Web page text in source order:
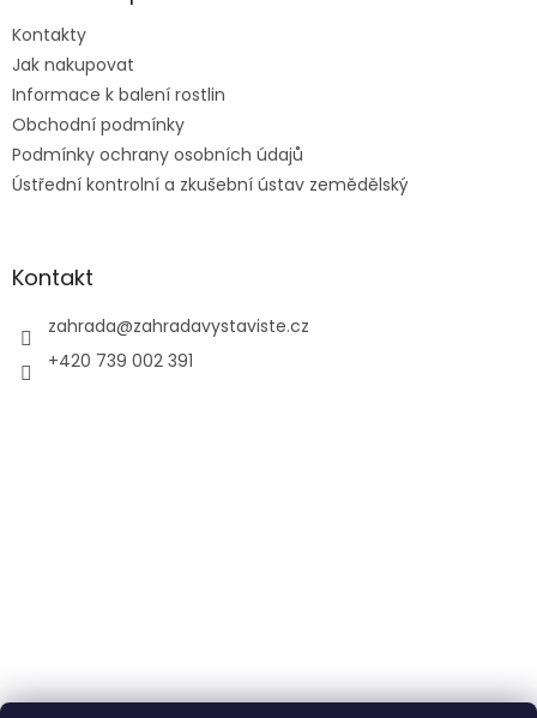
Kontakty
Jak nakupovat
Informace k balení rostlin
Obchodní podmínky
Podmínky ochrany osobních údajů
Ústřední kontrolní a zkušební ústav zemědělský
Kontakt
zahrada@zahradavystaviste.cz
+420 739 002 391